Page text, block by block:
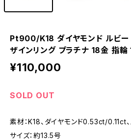
Pt900/K18 ダイヤモンド ルビー
ザインリング プラチナ 18金 指
¥110,000
SOLD OUT
素材：K18、ダイヤモンド0.53ct/0.11ct
サイズ：約13.5号